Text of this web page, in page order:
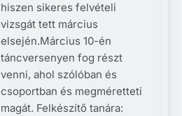
hiszen sikeres felvételi
vizsgát tett március
elsején.Március 10-én
táncversenyen fog részt
venni, ahol szólóban és
csoportban és megméretteti
magát. Felkészítő tanára: